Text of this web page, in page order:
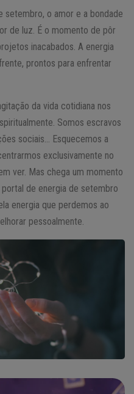
setembro, o amor e a bondade
de luz. É o momento de pôr
inacabados. A energia
prontos para enfrentar
da vida cotidiana nos
Somos escravos
sociais… Esquecemos a
exclusivamente no
ver. Mas chega um momento
de energia de setembro
energia que perdemos ao
pessoalmente.